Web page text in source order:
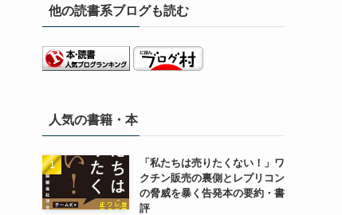
他の読書系ブログも読む
人気の書籍・本
「私たちは売りたくない！」ワ
クチン販売の裏側とレプリコン
の脅威を暴く告発本の要約・書
評